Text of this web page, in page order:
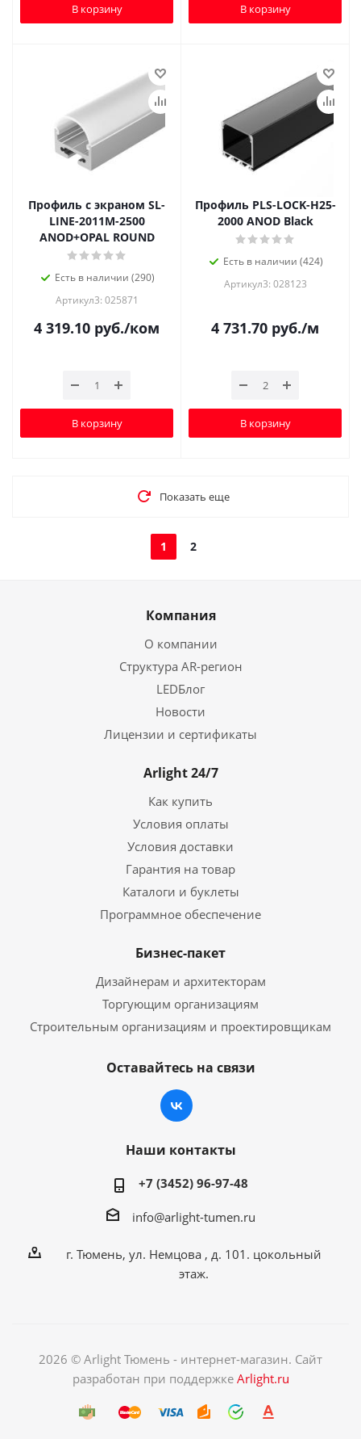
В корзину В корзину
Профиль с экраном SL-
LINE-2011M-2500
ANOD+OPAL ROUND
Есть в наличии (290)
Артикул3: 025871
4 319.10 руб./ком
В корзину
Профиль PLS-LOCK-H25-
2000 ANOD Black
Есть в наличии (424)
Артикул3: 028123
4 731.70 руб./м
В корзину
Показать еще
1 2
Компания
О компании
Структура AR-регион
LEDБлог
Новости
Лицензии и сертификаты
Arlight 24/7
Как купить
Условия оплаты
Условия доставки
Гарантия на товар
Каталоги и буклеты
Программное обеспечение
Бизнес-пакет
Дизайнерам и архитекторам
Торгующим организациям
Строительным организациям и проектировщикам
Оставайтесь на связи
Наши контакты
+7 (3452) 96-97-48
info@arlight-tumen.ru
г. Тюмень, ул. Немцова , д. 101. цокольный
этаж.
2026 © Arlight Тюмень - интернет-магазин. Сайт
разработан при поддержке Arlight.ru